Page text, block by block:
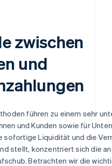
zwischen
und
führen zu einem sehr
und Kunden sowie für
sofortige Liquidität und die
stellt, konzentriert sich die
Betrachten wir die